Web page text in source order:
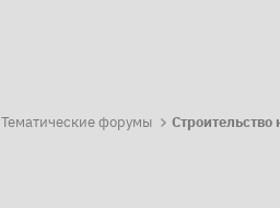
Тематические форумы